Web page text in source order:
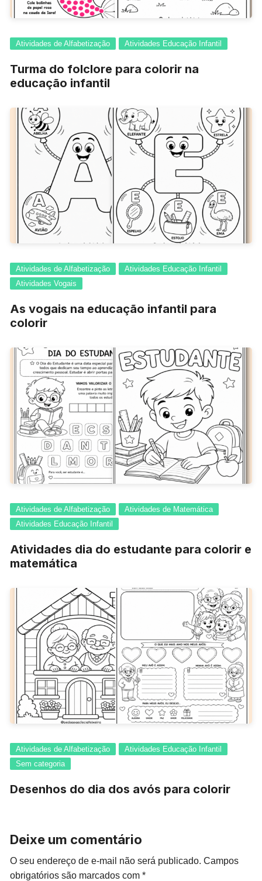
Atividades de Alfabetização Atividades Educação Infantil
Turma do folclore para colorir na
educação infantil
Atividades de Alfabetização
Atividades Educação Infantil
Atividades Vogais
As vogais na educação infantil para
colorir
Atividades de Alfabetização
Atividades de Matemática
Atividades Educação Infantil
Atividades dia do estudante para colorir e
matemática
Atividades de Alfabetização
Atividades Educação Infantil
Sem categoria
Desenhos do dia dos avós para colorir
Deixe um comentário
O seu endereço de e-mail não será publicado. Campos
obrigatórios são marcados com*